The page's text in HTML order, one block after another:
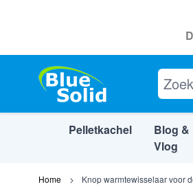
Knop
Beschrijving
Pelletkachel
Blog &
Vlog
Home Knop warmtewisselaar voor